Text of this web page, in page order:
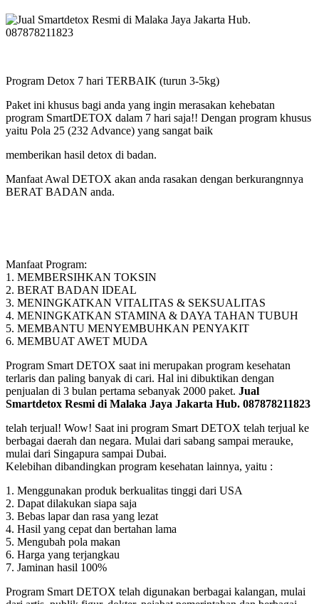
Program Detox 7 hari TERBAIK (turun 3-5kg)
Paket ini khusus bagi anda yang ingin merasakan kehebatan
program SmartDETOX dalam 7 hari saja!! Dengan program khusus
yaitu Pola 25 (232 Advance) yang sangat baik
memberikan hasil detox di badan.
Manfaat Awal DETOX akan anda rasakan dengan berkurangnnya
BERAT BADAN anda.
Manfaat Program:
1. MEMBERSIHKAN TOKSIN
2. BERAT BADAN IDEAL
3. MENINGKATKAN VITALITAS & SEKSUALITAS
4. MENINGKATKAN STAMINA & DAYA TAHAN TUBUH
5. MEMBANTU MENYEMBUHKAN PENYAKIT
6. MEMBUAT AWET MUDA
Program Smart DETOX saat ini merupakan program kesehatan
terlaris dan paling banyak di cari. Hal ini dibuktikan dengan
penjualan di 3 bulan pertama sebanyak 2000 paket. Jual
Smartdetox Resmi di Malaka Jaya Jakarta Hub. 087878211823
telah terjual! Wow! Saat ini program Smart DETOX telah terjual ke
berbagai daerah dan negara. Mulai dari sabang sampai merauke,
mulai dari Singapura sampai Dubai.
Kelebihan dibandingkan program kesehatan lainnya, yaitu :
1. Menggunakan produk berkualitas tinggi dari USA
2. Dapat dilakukan siapa saja
3. Bebas lapar dan rasa yang lezat
4. Hasil yang cepat dan bertahan lama
5. Mengubah pola makan
6. Harga yang terjangkau
7. Jaminan hasil 100%
Program Smart DETOX telah digunakan berbagai kalangan, mulai